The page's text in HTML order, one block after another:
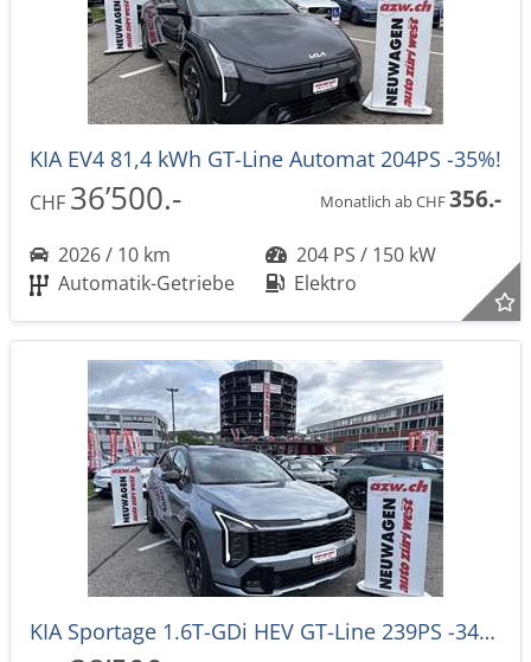
KIA EV4 81,4 kWh GT-Line Automat 204PS -35%!
CHF 36’500.- Monatlich ab CHF356.-
2026 / 10 km
204 PS / 150 kW
Automatik-Getriebe
Elektro
KIA Sportage 1.6T-GDi HEV GT-Line 239PS -34%! 4x4 Automat NEUES MODELL